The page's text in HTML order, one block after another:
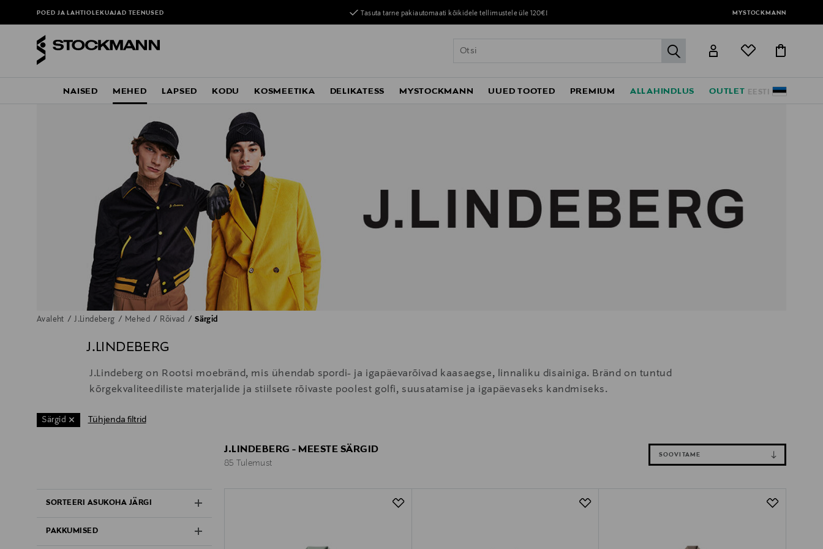
POED JA LAHTIOLEKUAJADTEENUSED Tasuta tarne pakiautomaati kõikidele tellimustele üle 120€! MYSTOCKMANN
label.header.go
EESTI
NAISED MEHED LAPSED KODU KOSMEETIKA DELIKATESS MYSTOCKMANN UUED TOOTED PREMIUM ALLAHINDLUS OUTLET
Avaleht J.Lindeberg Mehed Rõivad Särgid
J.LINDEBERG
J.Lindeberg on Rootsi moebränd, mis ühendab spordi- ja igapäevarõivad kaasaegse, linnaliku disainiga. Bränd on tuntud
kõrgekvaliteediliste materjalide ja stiilsete rõivaste poolest golfi, suusatamise ja igapäevaseks kandmiseks.
Särgid Tühjenda filtrid
SORTEERI ASUKOHA JÄRGI
PAKKUMISED
J.LINDEBERG - MEESTE SÄRGID
85 Tulemust
SOOVITAME